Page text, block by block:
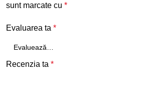
sunt marcate cu *
Evaluarea ta *
Recenzia ta *